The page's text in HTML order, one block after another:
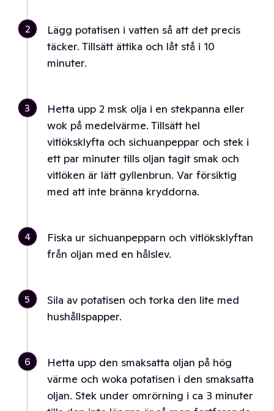
2
Lägg potatisen i vatten så att det precis
täcker. Tillsätt ättika och låt stå i 10
minuter.
3
Hetta upp 2 msk olja i en stekpanna eller
wok på medelvärme. Tillsätt hel
vitlöksklyfta och sichuanpeppar och stek i
ett par minuter tills oljan tagit smak och
vitlöken är lätt gyllenbrun. Var försiktig
med att inte bränna kryddorna.
4
Fiska ur sichuanpepparn och vitlöksklyftan
från oljan med en hålslev.
5
Sila av potatisen och torka den lite med
hushållspapper.
6
Hetta upp den smaksatta oljan på hög
värme och woka potatisen i den smaksatta
oljan. Stek under omrörning i ca 3 minuter